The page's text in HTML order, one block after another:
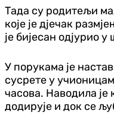
Тада су родитељи
које је дјечак
је бијесан одјурио
У порукама је
сусрете у
часова. Наводила је
додирује и док се